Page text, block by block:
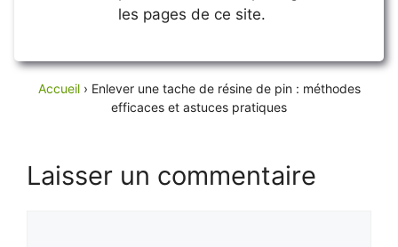
les pages de ce site.
Accueil› Enlever une tache de résine de pin : méthodes
efficaces et astuces pratiques
Laisser un commentaire